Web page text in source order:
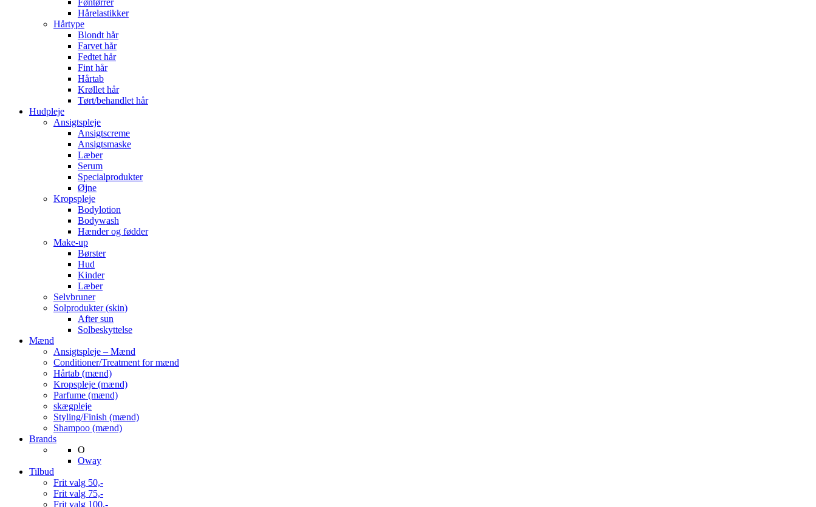
Hårelastikker
Hårtype
Blondt hår
Farvet hår
Fedtet hår
Fint hår
Hårtab
Krøllet hår
Tørt/behandlet hår
Hudpleje
Ansigtspleje
Ansigtscreme
Ansigtsmaske
Læber
Serum
Specialprodukter
Øjne
Kropspleje
Bodylotion
Bodywash
Hænder og fødder
Make-up
Børster
Hud
Kinder
Læber
Selvbruner
Solprodukter (skin)
After sun
Solbeskyttelse
Mænd
Ansigtspleje – Mænd
Conditioner/Treatment for mænd
Hårtab (mænd)
Kropspleje (mænd)
Parfume (mænd)
skægpleje
Styling/Finish (mænd)
Shampoo (mænd)
Brands
O
Oway
Tilbud
Frit valg 50,-
Frit valg 75,-
Frit valg 100,-